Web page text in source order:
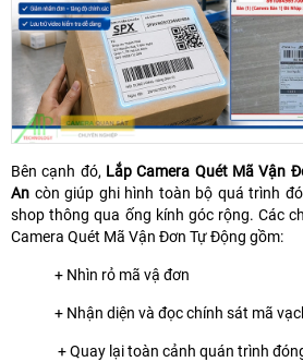
Bên cạnh đó, Lắp Camera Quét Mã Vận
An còn giúp ghi hình toàn bộ quá trình
shop thông qua ống kính góc rộng. Các
Camera Quét Mã Vận Đơn Tự Động gồm:
+ Nhìn rỏ mã vậ đơn
+ Nhận diện và đọc chính sát mã
+ Quay lại toàn cảnh quán trình